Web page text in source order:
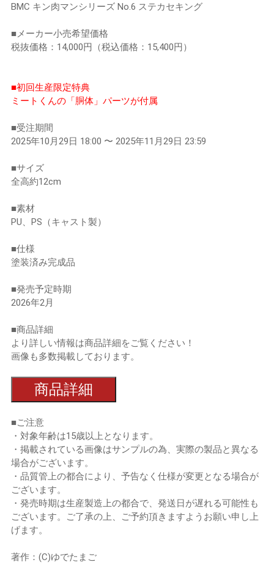
BMC キン肉マンシリーズ No.6 ステカセキング
■メーカー小売希望価格
税抜価格：14,000円（税込価格：15,400円）
■初回生産限定特典
ミートくんの「胴体」パーツが付属
■受注期間
2025年10月29日 18:00 〜 2025年11月29日 23:59
■サイズ
全高約12cm
■素材
PU、PS（キャスト製）
■仕様
塗装済み完成品
■発売予定時期
2026年2月
■商品詳細
より詳しい情報は商品詳細をご覧ください！
画像も多数掲載しております。
商品詳細
■ご注意
・対象年齢は15歳以上となります。
・掲載されている画像はサンプルの為、実際の製品と異なる
場合がございます。
・品質管上の都合により、予告なく仕様が変更となる場合が
ございます。
・発売時期は生産製造上の都合で、発送日が遅れる可能性も
ございます。ご了承の上、ご予約頂きますようお願い申し上
げます。
著作：(C)ゆでたまご